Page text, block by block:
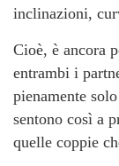
inclinazioni,
Cioè, è ancora
entrambi i
pienamente
sentono così a
quelle coppie